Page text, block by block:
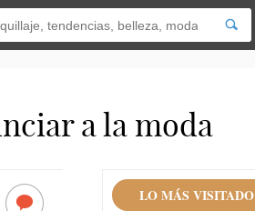
a la moda
LO MÁS VISITADO